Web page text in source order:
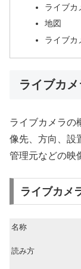
ライブカ
地図
ライブカ
ライブカ
ライブカメラの
像先、方向、設
管理元などの映
ライブカメ
名称
読み方